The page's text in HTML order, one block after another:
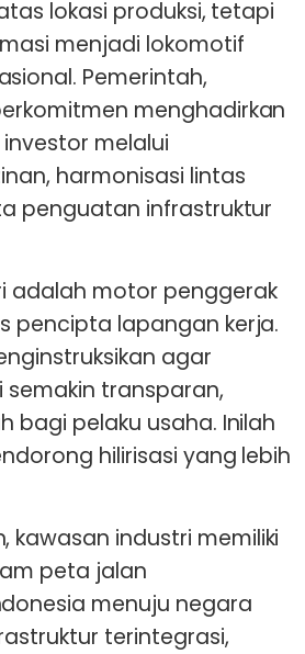
lokasi produksi, tetapi
menjadi lokomotif
Pemerintah,
menghadirkan
melalui
harmonisasi lintas
penguatan infrastruktur
adalah motor penggerak
pencipta lapangan kerja.
agar
transparan,
bagi pelaku usaha. Inilah
hilirisasi yang lebih
kawasan industri memiliki
peta jalan
menuju negara
terintegrasi,